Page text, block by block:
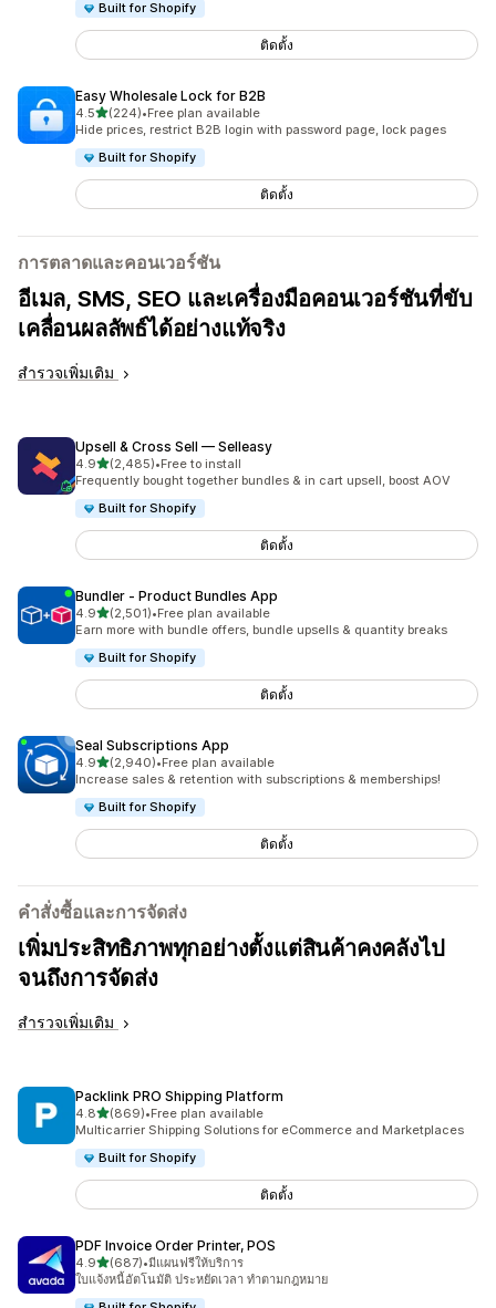
Built for Shopify
ติดตั้ง
Easy Wholesale Lock for B2B
4.5เต็ม 5 ดาว
(224)
ทั้งหมด 224 รีวิว
•Free plan available
Hide prices, restrict B2B login with password page, lock pages
Built for Shopify
ติดตั้ง
การตลาดและคอนเวอร์ชัน
อีเมล, SMS, SEO และเครื่องมือคอนเวอร์ชันที่ขับ
เคลื่อนผลลัพธ์ได้อย่างแท้จริง
สำรวจเพิ่มเติม
Upsell & Cross Sell — Selleasy
4.9เต็ม 5 ดาว
(2,485)
ทั้งหมด 2485 รีวิว
•Free to install
Frequently bought together bundles & in cart upsell, boost AOV
Built for Shopify
ติดตั้ง
Bundler ‑ Product Bundles App
4.9เต็ม 5 ดาว
(2,501)
ทั้งหมด 2501 รีวิว
•Free plan available
Earn more with bundle offers, bundle upsells & quantity breaks
Built for Shopify
ติดตั้ง
Seal Subscriptions App
4.9เต็ม 5 ดาว
(2,940)
ทั้งหมด 2940 รีวิว
•Free plan available
Increase sales & retention with subscriptions & memberships!
Built for Shopify
ติดตั้ง
คำสั่งซื้อและการจัดส่ง
เพิ่มประสิทธิภาพทุกอย่างตั้งแต่สินค้าคงคลังไป
จนถึงการจัดส่ง
สำรวจเพิ่มเติม
Packlink PRO Shipping Platform
4.8เต็ม 5 ดาว
(869)
ทั้งหมด 869 รีวิว
•Free plan available
Multicarrier Shipping Solutions for eCommerce and Marketplaces
Built for Shopify
ติดตั้ง
PDF Invoice Order Printer, POS
4.9เต็ม 5 ดาว
(687)
ทั้งหมด 687 รีวิว
•มีแผนฟรีให้บริการ
ใบแจ้งหนี้อัตโนมัติ ประหยัดเวลา ทำตามกฎหมาย